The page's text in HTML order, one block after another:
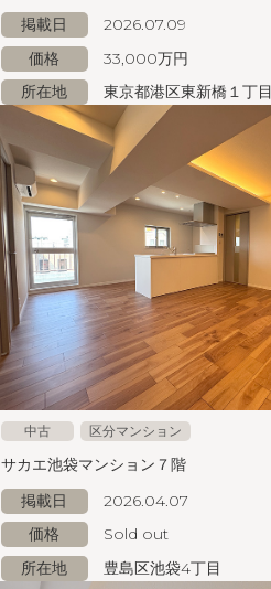
掲載日
2026.07.09
価格
33,000万円
所在地
東京都港区東新橋１丁目
サカエ池袋マンション７階
掲載日
2026.04.07
価格
Sold out
所在地
豊島区池袋4丁目
中古 区分マンション